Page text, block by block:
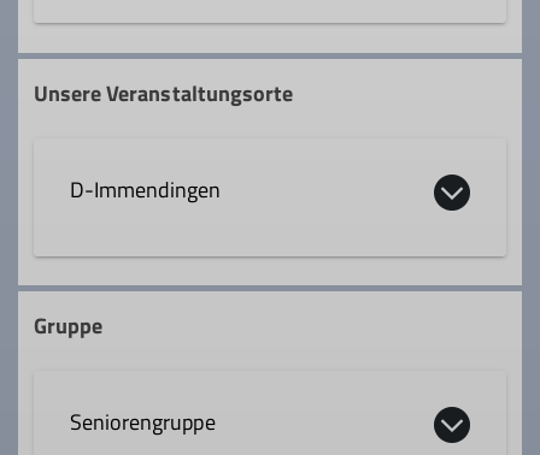
Qualifikationen
Unsere Veranstaltungsorte
D-Immendingen
Gruppe
Seniorengruppe